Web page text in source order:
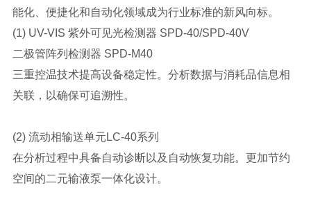
能化、便捷化和自动化领域成为行业标准的新风向标。
(1) UV-VIS 紫外可见光检测器 SPD-40/SPD-40V
二极管阵列检测器 SPD-M40
三重控温技术提高设备稳定性。分析数据与消耗品信息相
关联，以确保可追溯性。
(2) 流动相输送单元LC-40系列
在分析过程中具备自动诊断以及自动恢复功能。更加节约
空间的二元输液泵一体化设计。